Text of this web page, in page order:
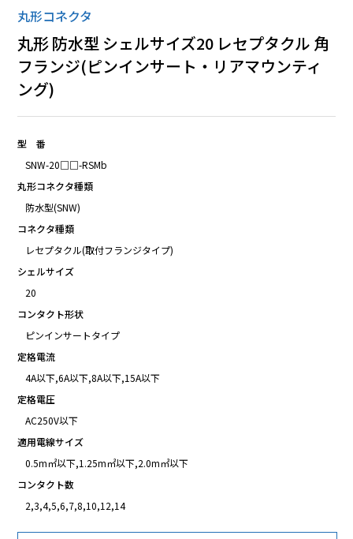
丸形コネクタ
丸形 防水型 シェルサイズ20 レセプタクル 角
フランジ(ピンインサート・リアマウンティ
ング)
型 番
SNW-20□□-RSMb
丸形コネクタ種類
防水型(SNW)
コネクタ種類
レセプタクル(取付フランジタイプ)
シェルサイズ
20
コンタクト形状
ピンインサートタイプ
定格電流
4A以下,6A以下,8A以下,15A以下
定格電圧
AC250V以下
適用電線サイズ
0.5m㎡以下,1.25m㎡以下,2.0m㎡以下
コンタクト数
2,3,4,5,6,7,8,10,12,14